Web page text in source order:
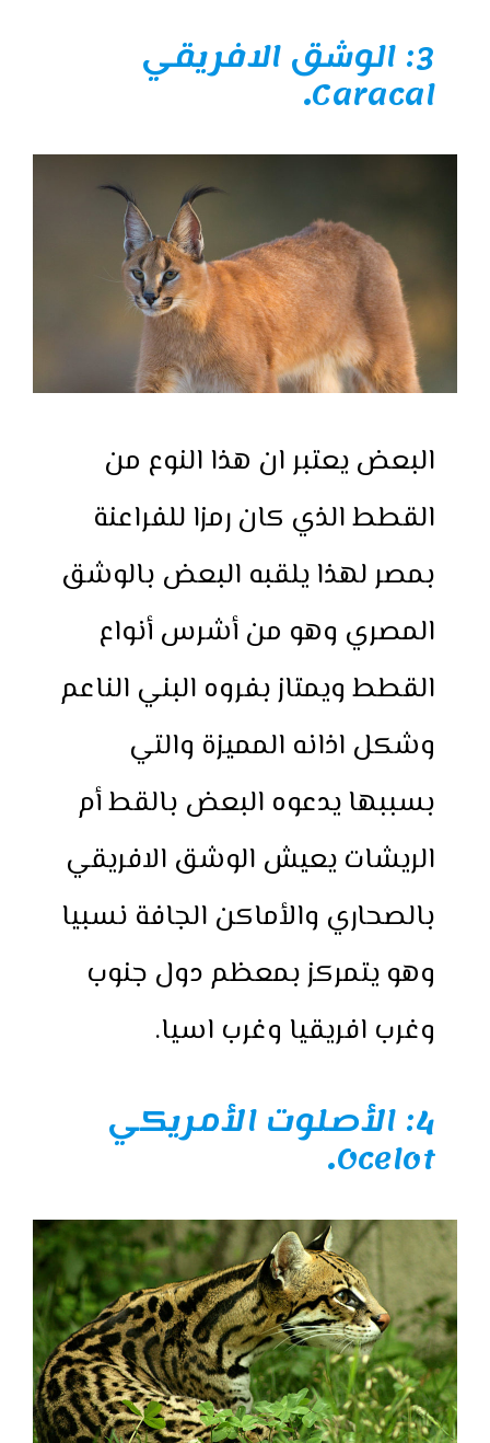
3: الوشق الافريقي
Caracal
.
البعض يعتبر ان هذا النوع من
القطط الذي كان رمزا للفراعنة
بمصر لهذا يلقبه البعض بالوشق
المصري وهو من أشرس أنواع
القطط ويمتاز بفروه البني الناعم
وشكل اذانه المميزة والتي
بسببها يدعوه البعض بالقط أم
الريشات يعيش الوشق الافريقي
بالصحاري والأماكن الجافة نسبيا
وهو يتمركز بمعظم دول جنوب
وغرب افريقيا وغرب اسيا.
4: الأصلوت الأمريكي
Ocelot
.